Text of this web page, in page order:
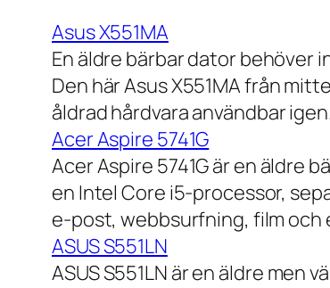
Asus X551MA
En äldre bärbar dator behöver
Den här Asus X551MA från
åldrad hårdvara användbar
Acer Aspire 5741G
Acer Aspire 5741G är en äldre
en Intel Core i5-processor,
e-post, webbsurfning, film och
ASUS S551LN
ASUS S551LN är en äldre men